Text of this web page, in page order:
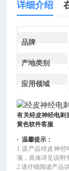
详细介绍
品牌
产地类别
应用领域
有关经皮神经电刺
黄色软件客服
·温馨提示：
1.该产品经皮神经
项，具体详见说明
2.请仔细阅读产品